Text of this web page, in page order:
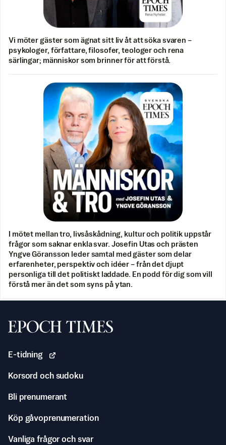
Vi möter gäster som ägnat sitt liv åt att söka svaren –
psykologer, författare, filosofer, teologer och rena
särlingar; människor som brinner för att förstå.
I mötet mellan tro, livsåskådning, kultur och politik uppstår
frågor som saknar enkla svar. Josefin Utas och prästen
Yngve Göransson leder samtal med gäster som delar
erfarenheter, perspektiv och idéer – från det djupt
personliga till det politiskt laddade. En podd för dig som vill
förstå mer än det som syns på ytan.
Svenska Epoch Times
E-tidning
Korsord och sudoku
Bli prenumerant
Köp gåvoprenumeration
Vanliga frågor och svar